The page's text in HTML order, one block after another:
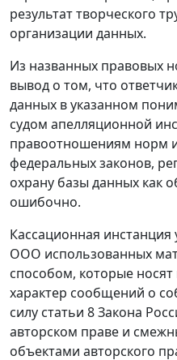
результат творческого
организации данных.
Из названных правовых
вывод о том, что
данных в указанном
судом апелляционной
правоотношениям норм
федеральных законов,
охрану базы данных как
ошибочно.
Кассационная инстанция
ООО использованных
способом, которые
характер сообщений о
силу статьи 8Закона
авторском праве и
объектами авторского